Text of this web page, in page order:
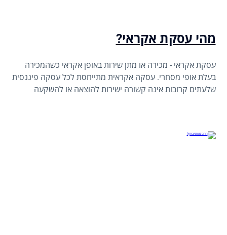
מהי עסקת אקראי?
עסקת אקראי - מכירה או מתן שירות באופן אקראי כשהמכירה
בעלת אופי מסחרי. עסקה אקראית מתייחסת לכל עסקה פיננסית
שלעתים קרובות אינה קשורה ישירות להוצאה או להשקעה